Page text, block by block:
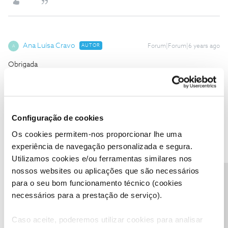
Configuração de cookies
Os cookies permitem-nos proporcionar lhe uma
experiência de navegação personalizada e segura.
Utilizamos cookies e/ou ferramentas similares nos
nossos websites ou aplicações que são necessários
para o seu bom funcionamento técnico (cookies
necessários para a prestação de serviço).
Caso aceite, poderemos utilizar cookies para analisar
A Ana Luísa Cravo AUTOR Forum|Forum|6 years ago
Obrigada
M MLaranjo Forum|Forum|5 years ago
Estou arrependido de ter optado pelo pacote com a BOX UMA,
falhas de internet!